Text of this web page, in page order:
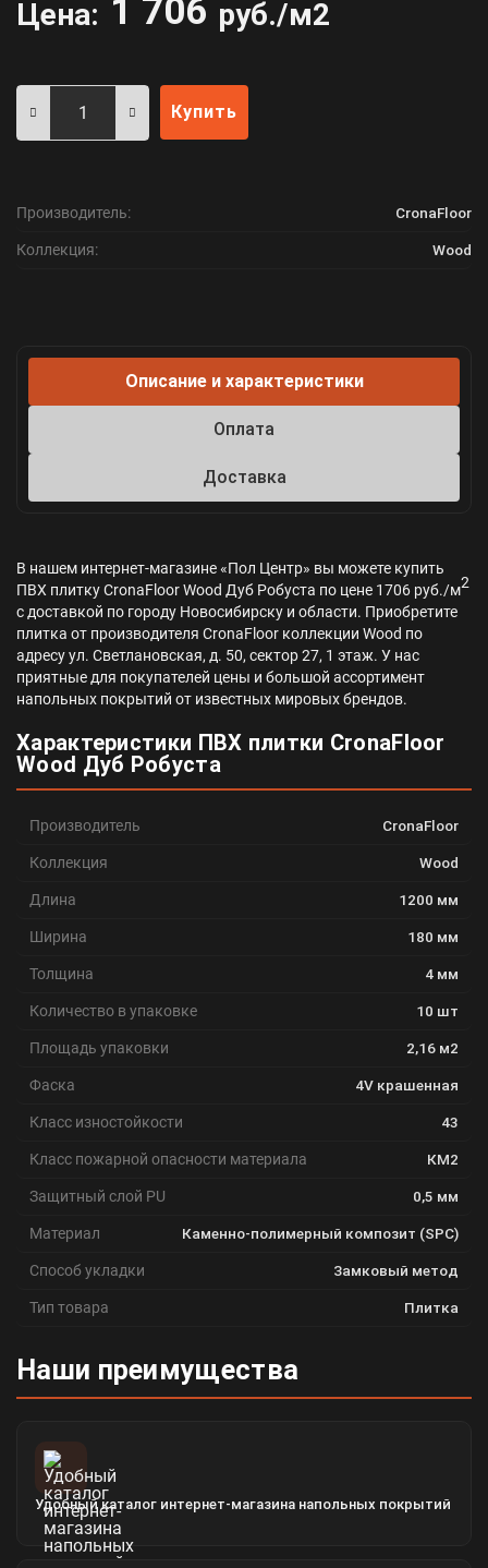
Цена: 1 706 руб./м2
Купить
Производитель: CronaFloor
Коллекция: Wood
Описание и характеристики
Оплата
Доставка
В нашем интернет-магазине «Пол Центр» вы можете купить
ПВХ плитку CronaFloor Wood Дуб Робуста по цене 1706 руб./м2
с доставкой по городу Новосибирску и области. Приобретите
плитка от производителя CronaFloor коллекции Wood по
адресу ул. Светлановская, д. 50, сектор 27, 1 этаж. У нас
приятные для покупателей цены и большой ассортимент
напольных покрытий от известных мировых брендов.
Характеристики ПВХ плитки CronaFloor
Wood Дуб Робуста
Производитель CronaFloor
Коллекция Wood
Длина 1200 мм
Ширина 180 мм
Толщина 4 мм
Количество в упаковке 10 шт
Площадь упаковки 2,16 м2
Фаска 4V крашенная
Класс изностойкости 43
Класс пожарной опасности материала КМ2
Защитный слой PU 0,5 мм
Материал Каменно-полимерный композит (SPC)
Способ укладки Замковый метод
Тип товара Плитка
Наши преимущества
Удобный каталог интернет-магазина напольных покрытий